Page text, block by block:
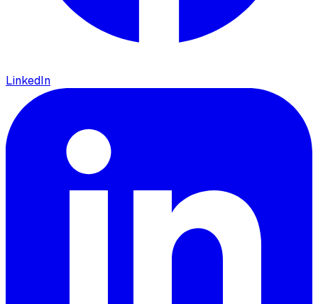
LinkedIn